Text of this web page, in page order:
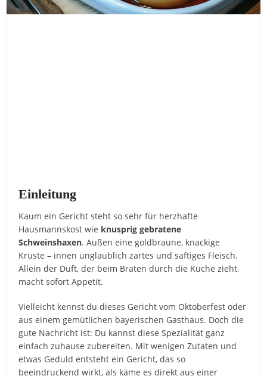
Einleitung
Kaum ein Gericht steht so sehr für herzhafte
Hausmannskost wie knusprig gebratene
Schweinshaxen. Außen eine goldbraune, knackige
Kruste – innen unglaublich zartes und saftiges Fleisch.
Allein der Duft, der beim Braten durch die Küche zieht,
macht sofort Appetit.
Vielleicht kennst du dieses Gericht vom Oktoberfest oder
aus einem gemütlichen bayerischen Gasthaus. Doch die
gute Nachricht ist: Du kannst diese Spezialität ganz
einfach zuhause zubereiten. Mit wenigen Zutaten und
etwas Geduld entsteht ein Gericht, das so
beeindruckend wirkt, als käme es direkt aus einer